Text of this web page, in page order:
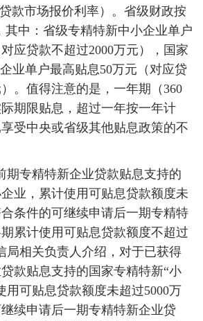
款市场报价利率）。省级财政按
其中：省级专精特新中小企业单户
应贷款不超过2000万元），国家
业单户最高贴息50万元（对应贷
。值得注意的是，一年期（360
期限贴息，超过一年按一年计
受中央或省级其他贴息政策的不
期专精特新企业贷款贴息支持的
业，累计使用可贴息贷款额度未
条件的可继续申请后一期专精特
累计使用可贴息贷款额度不超过
局相关负责人介绍，对于已获得
款贴息支持的国家专精特新“小
用可贴息贷款额度未超过5000万
续申请后一期专精特新企业贷